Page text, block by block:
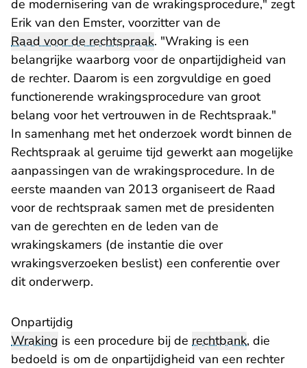
de modernisering van de wrakingsprocedure," zegt
Erik van den Emster, voorzitter van de
Raad voor de rechtspraak. "Wraking is een
belangrijke waarborg voor de onpartijdigheid van
de rechter. Daarom is een zorgvuldige en goed
functionerende wrakingsprocedure van groot
belang voor het vertrouwen in de Rechtspraak."
In samenhang met het onderzoek wordt binnen de
Rechtspraak al geruime tijd gewerkt aan mogelijke
aanpassingen van de wrakingsprocedure. In de
eerste maanden van 2013 organiseert de Raad
voor de rechtspraak samen met de presidenten
van de gerechten en de leden van de
wrakingskamers (de instantie die over
wrakingsverzoeken beslist) een conferentie over
dit onderwerp.
Onpartijdig
Wraking is een procedure bij de rechtbank, die
bedoeld is om de onpartijdigheid van een rechter